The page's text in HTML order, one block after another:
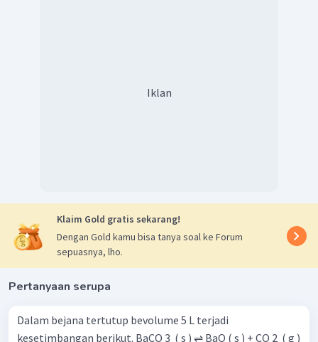
Iklan
Klaim Gold gratis sekarang!
Dengan Gold kamu bisa tanya soal ke Forum
sepuasnya, lho.
Pertanyaan serupa
Dalam bejana tertutup bevolume 5 L terjadi
kesetimbangan berikut. BaCO 3 ​ ( s ) ⇌ BaO ( s ) + CO 2 ​ ( g )